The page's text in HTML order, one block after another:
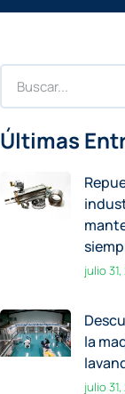
Últimas
julio
la
julio